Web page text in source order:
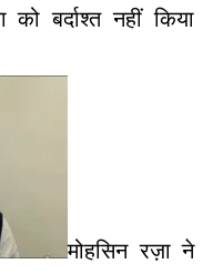
बर्दाश्त नहीं किया
​मोहसिन रज़ा ने